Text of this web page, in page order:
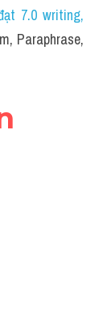
7.0 writing,
Paraphrase,